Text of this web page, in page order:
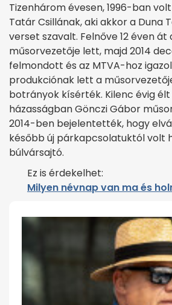
Tizenhárom évesen, 1996-ban
Tatár Csillának, aki akkor a Duna
verset szavalt. Felnőve 12 éven át
műsorvezetője lett, majd 2014
felmondott és az MTVA-hoz
produkciónak lett a
botrányok kísérték. Kilenc évig
házasságban Gönczi Gábor
2014-ben bejelentették, hogy
később új párkapcsolatuktól volt
búlvársajtó.
Ez is érdekelhet:
Milyen névnap van ma és